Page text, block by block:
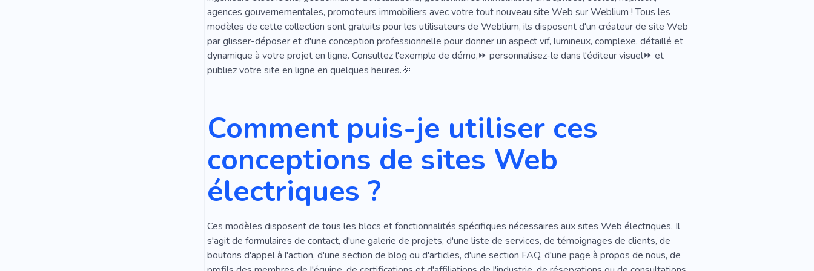
Travail
Armes À Feu Maison Systèmes Électriques Bâtiment
Station Solaire
Batterie Solaire
Batterie Solaire Gestion De Projet Constructeurs
Design D'intérieur
Reconstruction
agences gouvernementales, promoteurs immobiliers avec votre tout nouveau site Web sur Weblium ! Tous les
modèles de cette collection sont gratuits pour les utilisateurs de Weblium, ils disposent d'un créateur de site Web
par glisser-déposer et d'une conception professionnelle pour donner un aspect vif, lumineux, complexe, détaillé et
dynamique à votre projet en ligne. Consultez l'exemple de démo,⏩ personnalisez-le dans l'éditeur visuel⏩ et
publiez votre site en ligne en quelques heures.🎉
Comment puis-je utiliser ces
conceptions de sites Web
électriques ?
Ces modèles disposent de tous les blocs et fonctionnalités spécifiques nécessaires aux sites Web électriques. Il
s'agit de formulaires de contact, d'une galerie de projets, d'une liste de services, de témoignages de clients, de
boutons d'appel à l'action, d'une section de blog ou d'articles, d'une section FAQ, d'une page à propos de nous, de